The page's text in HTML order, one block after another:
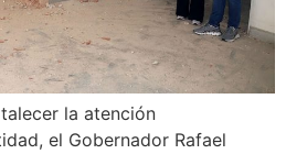
la atención
el Gobernador Rafael